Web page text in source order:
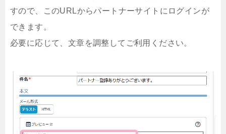
すので、このURLからパートナーサイトにログインが
できます。
必要に応じて、文章を調整してご利用ください。